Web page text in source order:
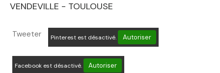
VENDEVILLE - TOULOUSE
Tweeter Pinterest est désactivé. Autoriser
Facebook est désactivé. Autoriser